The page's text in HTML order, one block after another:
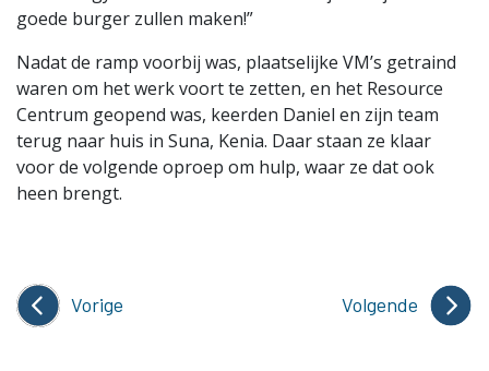
goede burger zullen maken!”
Nadat de ramp voorbij was, plaatselijke VM’s getraind
waren om het werk voort te zetten, en het Resource
Centrum geopend was, keerden Daniel en zijn team
terug naar huis in Suna, Kenia. Daar staan ze klaar
voor de volgende oproep om hulp, waar ze dat ook
heen brengt.
Vorige Volgende